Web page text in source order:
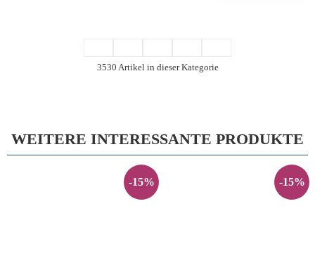
3530 Artikel in dieser Kategorie
WEITERE INTERESSANTE PRODUKTE
-15% -15%